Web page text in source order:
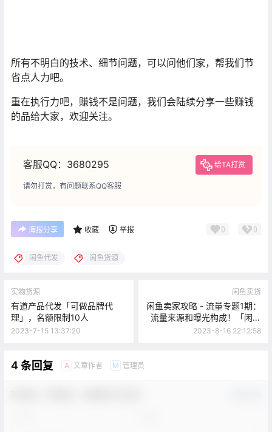
所有不明白的技术、细节问题，可以问他们家，帮我们节
省点人力吧。
重在执行力吧，赚钱不是问题，我们会陆续分享一些赚钱
的品给大家，欢迎关注。
客服QQ：3680295 给TA打赏
请勿打赏，有问题联系QQ客服
海报分享 收藏 举报 0 0
闲鱼代发 闲鱼货源
实物货源
有道产品代发「可做品牌代
理」，名额限制10人
2023-7-15 13:37:20
闲鱼卖货
闲鱼卖家攻略 - 流量专题1期：
流量来源和曝光构成！「闲鱼
官方解读」
2023-8-16 22:12:58
4 条回复 A 文章作者 M 管理员